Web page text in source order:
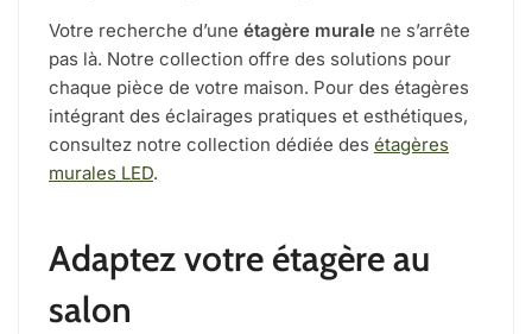
Votre recherche d’une étagère murale ne s’arrête
pas là. Notre collection offre des solutions pour
chaque pièce de votre maison. Pour des étagères
intégrant des éclairages pratiques et esthétiques,
consultez notre collection dédiée des étagères
murales LED.
Adaptez votre étagère au
salon